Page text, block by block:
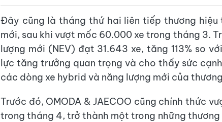
Đây cũng là tháng thứ hai liên tiếp thương
mới, sau khi vượt mốc 60.000 xe trong tháng 3.
lượng mới (NEV) đạt 31.643 xe, tăng 113% so
lực tăng trưởng quan trọng và cho thấy sức
các dòng xe hybrid và năng lượng mới của
Trước đó, OMODA & JAECOO cũng chính thức
trong tháng 4, trở thành một trong những